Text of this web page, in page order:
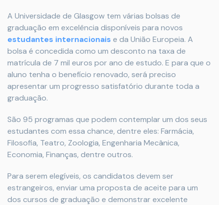
A Universidade de Glasgow tem várias bolsas de
graduação em excelência disponíveis para novos
estudantes internacionais e da União Europeia. A
bolsa é concedida como um desconto na taxa de
matrícula de 7 mil euros por ano de estudo. E para que o
aluno tenha o benefício renovado, será preciso
apresentar um progresso satisfatório durante toda a
graduação.
São 95 programas que podem contemplar um dos seus
estudantes com essa chance, dentre eles: Farmácia,
Filosofia, Teatro, Zoologia, Engenharia Mecânica,
Economia, Finanças, dentre outros.
Para serem elegíveis, os candidatos devem ser
estrangeiros, enviar uma proposta de aceite para um
dos cursos de graduação e demonstrar excelente